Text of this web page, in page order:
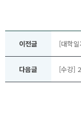
이전글 [대학
다음글 [수강]